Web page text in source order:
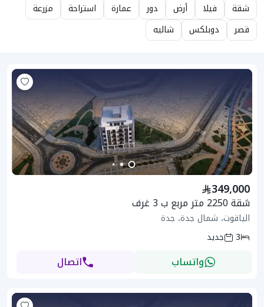
شقة فيلا أرض دور عمارة استراحة
مزرعة
قصر
دوبلكس شاليه
349,000
شقة 2250 متر مربع ب 3 غرف
الياقوت، شمال جدة، جدة
3
جديد
واتساب اتصال